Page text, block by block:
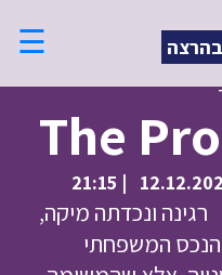
☰
| 21:15
מועמד ל-4 פרסי אופיר 2024 רגינה ונכדתה מיקה,
הנכס המשפחתי